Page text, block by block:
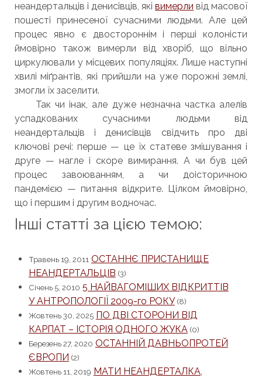
неандертальців і денисівців, яківимерли від масової
пошесті принесеної сучасними людьми. Але цей
процес явно є двостороннім і перші колоністи
ймовірно також вимерли від хворіб, що вільно
циркулювали у місцевих популяціях. Лише наступні
хвилі міґрантів, які прийшли на уже порожні землі,
змогли їх заселити.
Так чи інак, але дуже незначна частка алелів
успадкованих сучасними людьми від
неандертальців і денисівців свідчить про дві
ключові речі: перше — це їх статеве змішування і
друге — нагле і скоре вимирання. А чи був цей
процес завоюванням, а чи доісторичною
пандемією — питання відкрите. Цілком ймовірно,
що і першим і другим водночас.
Інші статті за цією темою:
Травень 19, 2011 ОСТАННЄ ПРИСТАНИЩЕ
НЕАНДЕРТАЛЬЦІВ (3)
Січень 5, 2010 5 НАЙВАГОМІШИХ ВІДКРИТТІВ
У АНТРОПОЛОГІЇ 2009-го РОКУ(8)
Жовтень 30, 2025 ПО ДВІ СТОРОНИ ВІД
КАРПАТ – ІСТОРІЯ ОДНОГО ЖУКА (0)
Березень 27, 2020 ОСТАННІЙ ДАВНЬОПРОТЕЙ
ЄВРОПИ (2)
Жовтень 11, 2019 МАТИ НЕАНДЕРТАЛКА,